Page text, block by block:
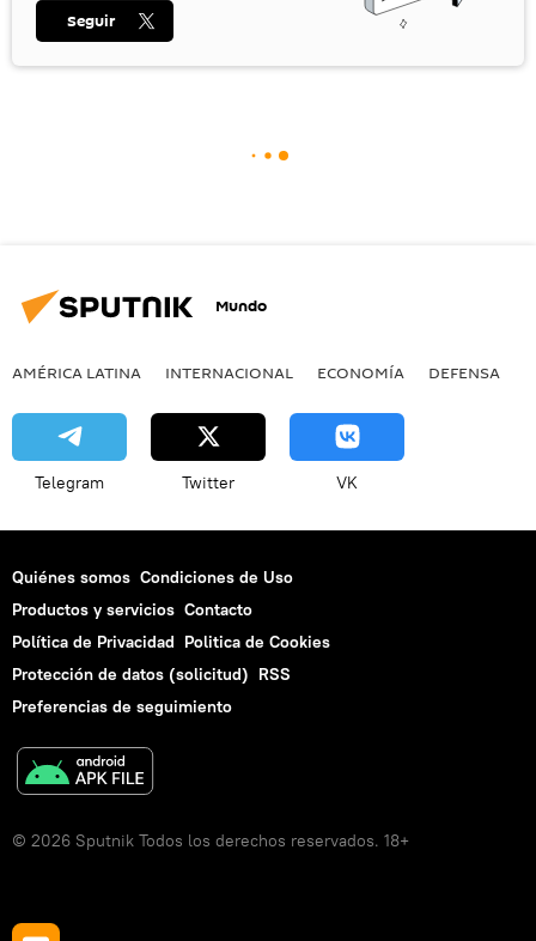
Seguir
Mundo
AMÉRICA LATINA INTERNACIONAL ECONOMÍA DEFENSA
Telegram Twitter VK
Quiénes somos Condiciones de Uso
Productos y servicios Contacto
Política de Privacidad Politica de Cookies
Protección de datos (solicitud) RSS
Preferencias de seguimiento
© 2026 Sputnik Todos los derechos reservados. 18+